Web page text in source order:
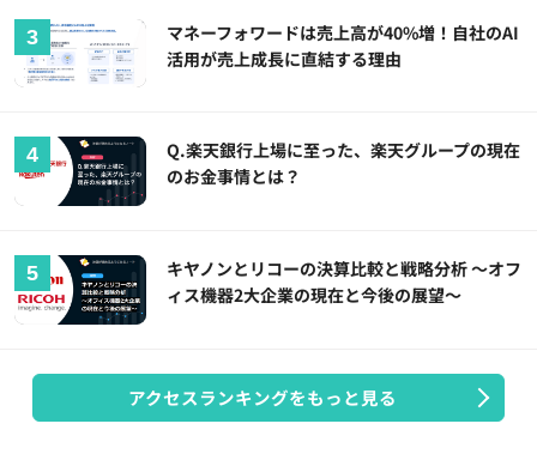
マネーフォワードは売上高が40%増！自社のAI
活用が売上成長に直結する理由
Q.楽天銀行上場に至った、楽天グループの現在
のお金事情とは？
キヤノンとリコーの決算比較と戦略分析 ～オフ
ィス機器2大企業の現在と今後の展望～
アクセスランキングをもっと見る